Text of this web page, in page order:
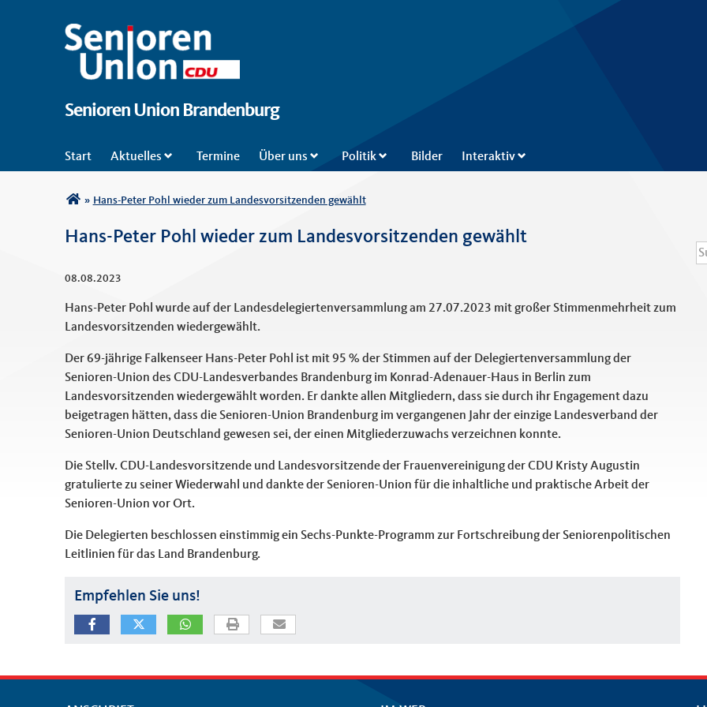
Senioren Union Brandenburg
Start Aktuelles Termine Über uns Politik Bilder Interaktiv
Sie sind hier
» Hans-Peter Pohl wieder zum Landesvorsitzenden gewählt
Hans-Peter Pohl wieder zum Landesvorsitzenden gewählt
08.08.2023
Hans-Peter Pohl wurde auf der Landesdelegiertenversammlung am 27.07.2023 mit großer Stimmenmehrheit zum
Landesvorsitzenden wiedergewählt.
Der 69-jährige Falkenseer Hans-Peter Pohl ist mit 95 % der Stimmen auf der Delegiertenversammlung der
Senioren-Union des CDU-Landesverbandes Brandenburg im Konrad-Adenauer-Haus in Berlin zum
Landesvorsitzenden wiedergewählt worden. Er dankte allen Mitgliedern, dass sie durch ihr Engagement dazu
beigetragen hätten, dass die Senioren-Union Brandenburg im vergangenen Jahr der einzige Landesverband der
Senioren-Union Deutschland gewesen sei, der einen Mitgliederzuwachs verzeichnen konnte.
Die Stellv. CDU-Landesvorsitzende und Landesvorsitzende der Frauenvereinigung der CDU Kristy Augustin
gratulierte zu seiner Wiederwahl und dankte der Senioren-Union für die inhaltliche und praktische Arbeit der
Senioren-Union vor Ort.
Die Delegierten beschlossen einstimmig ein Sechs-Punkte-Programm zur Fortschreibung der Seniorenpolitischen
Leitlinien für das Land Brandenburg.
Empfehlen Sie uns!